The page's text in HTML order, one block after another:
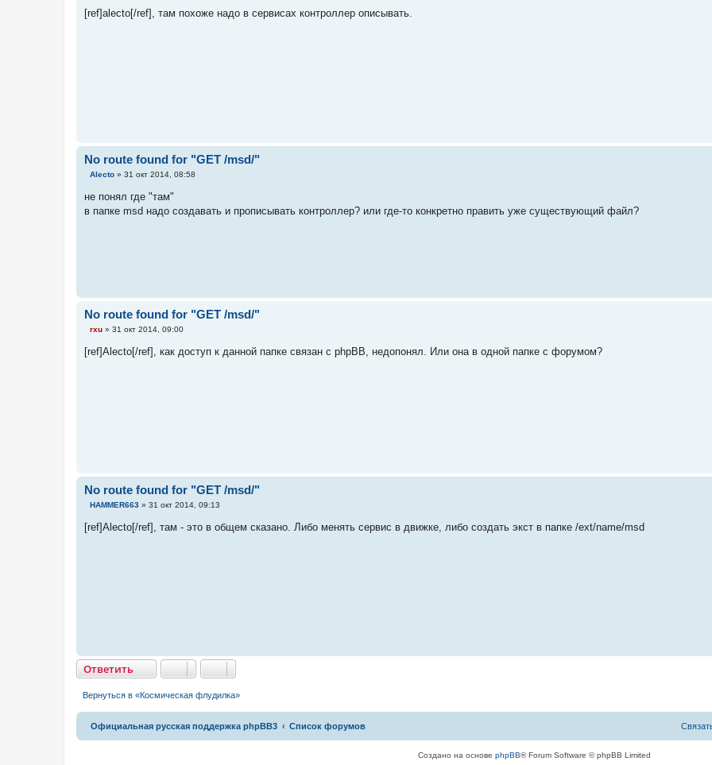
б
[ref]alecto[/ref], там похоже надо в сервисах контроллер описывать.
No route found for "GET /msd/"
С
б
щ
Alecto » 31 окт 2014, 08:58
не понял где "там"
в папке msd надо создавать и прописывать контроллер? или где-то конкретно править уже существующий файл?
No route found for "GET /msd/"
С
б
rxu » 31 окт 2014, 09:00
[ref]Alecto[/ref], как доступ к данной папке связан с phpBB, недопонял. Или она в одной папке с форумом?
No route found for "GET /msd/"
С
б
HAMMER663 » 31 окт 2014, 09:13
[ref]Alecto[/ref], там - это в общем сказано. Либо менять сервис в движке, либо создать экст в папке /ext/name/msd
Ответить
Ответить
Вернуться в «Космическая флудилка»
Официальная русская поддержка phpBB3 Список форумов
Связаться с
Связат
Создано на основе phpBB® Forum Software © phpBB Limited